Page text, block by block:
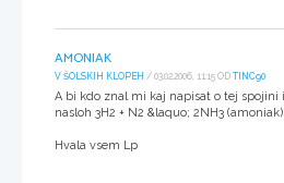
AMONIAK
V ŠOLSKIH KLOPEH / 03.02.2006, 11:15 OD TINC90
A bi kdo znal mi kaj napisat o tej spojini
nasloh 3H2 + N2 &laquo; 2NH3 (amoniak)
Hvala vsem Lp